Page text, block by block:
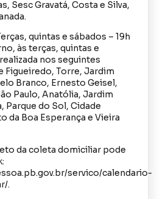
Sesc Gravatá, Costa e Silva,
quintas e sábados – 19h
às terças, quintas e
nos seguintes
Figueiredo, Torre, Jardim
Branco, Ernesto Geisel,
Paulo, Anatólia, Jardim
Parque do Sol, Cidade
da Boa Esperança e Vieira
da coleta domiciliar pode
servico/calendario-
.